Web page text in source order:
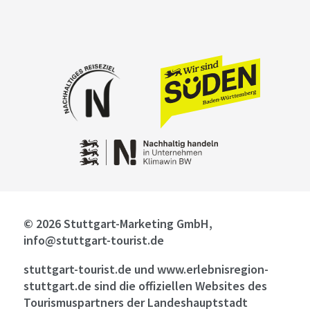
© 2026 Stuttgart-Marketing GmbH,
info@stuttgart-tourist.de
stuttgart-tourist.de und www.erlebnisregion-
stuttgart.de sind die offiziellen Websites des
Tourismuspartners der Landeshauptstadt